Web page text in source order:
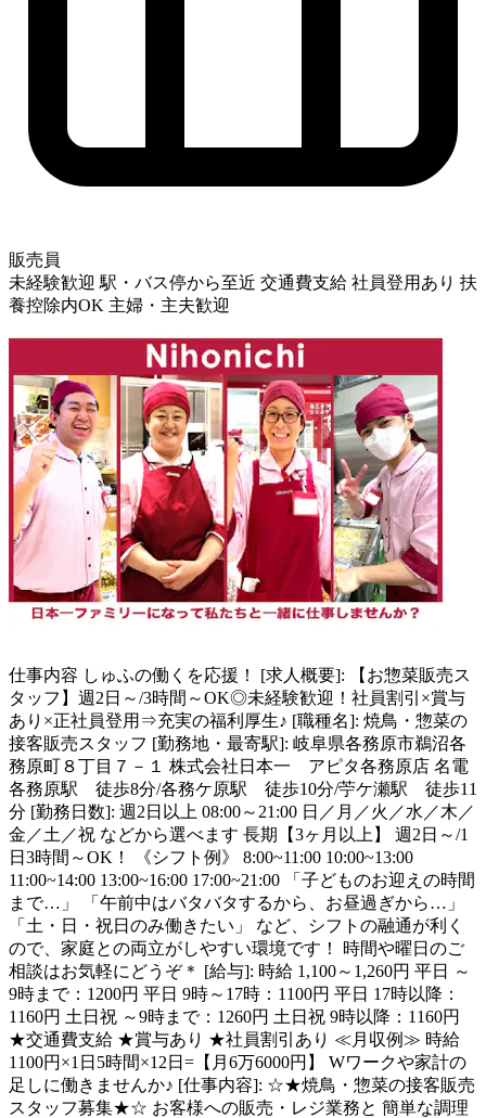
販売員
未経験歓迎 駅・バス停から至近 交通費支給 社員登用あり 扶
養控除内OK 主婦・主夫歓迎
仕事内容 しゅふの働くを応援！ [求人概要]: 【お惣菜販売ス
タッフ】週2日～/3時間～OK◎未経験歓迎！社員割引×賞与
あり×正社員登用⇒充実の福利厚生♪ [職種名]: 焼鳥・惣菜の
接客販売スタッフ [勤務地・最寄駅]: 岐阜県各務原市鵜沼各
務原町８丁目７－１ 株式会社日本一 アピタ各務原店 名電
各務原駅 徒歩8分/各務ケ原駅 徒歩10分/苧ケ瀬駅 徒歩11
分 [勤務日数]: 週2日以上 08:00～21:00 日／月／火／水／木／
金／土／祝 などから選べます 長期【3ヶ月以上】 週2日～/1
日3時間～OK！ 《シフト例》 8:00~11:00 10:00~13:00
11:00~14:00 13:00~16:00 17:00~21:00 「子どものお迎えの時間
まで…」 「午前中はバタバタするから、お昼過ぎから…」
「土・日・祝日のみ働きたい」 など、シフトの融通が利く
ので、家庭との両立がしやすい環境です！ 時間や曜日のご
相談はお気軽にどうぞ＊ [給与]: 時給 1,100～1,260円 平日 ～
9時まで：1200円 平日 9時～17時：1100円 平日 17時以降：
1160円 土日祝 ～9時まで：1260円 土日祝 9時以降：1160円
★交通費支給 ★賞与あり ★社員割引あり ≪月収例≫ 時給
1100円×1日5時間×12日=【月6万6000円】 Wワークや家計の
足しに働きませんか♪ [仕事内容]: ☆★焼鳥・惣菜の接客販売
スタッフ募集★☆ お客様への販売・レジ業務と 簡単な調理